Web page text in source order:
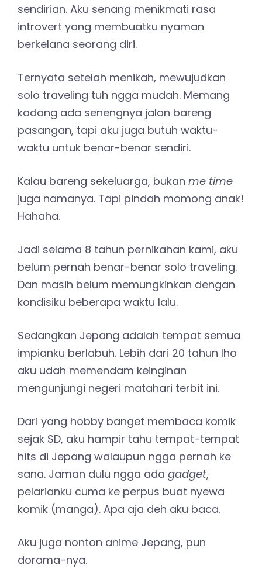
sendirian. Aku senang menikmati rasa
introvert yang membuatku nyaman
berkelana seorang diri.
Ternyata setelah menikah, mewujudkan
solo traveling tuh ngga mudah. Memang
kadang ada senengnya jalan bareng
pasangan, tapi aku juga butuh waktu-
waktu untuk benar-benar sendiri.
Kalau bareng sekeluarga, bukan me time
juga namanya. Tapi pindah momong anak!
Hahaha.
Jadi selama 8 tahun pernikahan kami, aku
belum pernah benar-benar solo traveling.
Dan masih belum memungkinkan dengan
kondisiku beberapa waktu lalu.
Sedangkan Jepang adalah tempat semua
impianku berlabuh. Lebih dari 20 tahun lho
aku udah memendam keinginan
mengunjungi negeri matahari terbit ini.
Dari yang hobby banget membaca komik
sejak SD, aku hampir tahu tempat-tempat
hits di Jepang walaupun ngga pernah ke
sana. Jaman dulu ngga ada gadget,
pelarianku cuma ke perpus buat nyewa
komik (manga). Apa aja deh aku baca.
Aku juga nonton anime Jepang, pun
dorama-nya.